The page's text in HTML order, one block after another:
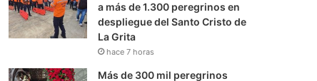
a más de 1.300 peregrinos en
despliegue del Santo Cristo de
La Grita
hace 7 horas
Más de 300 mil peregrinos